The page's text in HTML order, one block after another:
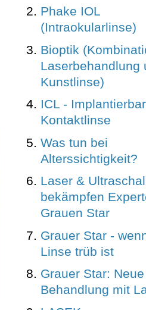
Phake IOL
(Intraokularlinse)
Bioptik
Laserbehandlung
Kunstlinse)
ICL -
Kontaktlinse
Was tun bei
Alterssichtigkeit?
Laser &
bekämpfen
Grauen Star
Grauer Star -
Linse trüb ist
Grauer Star: Neue
Behandlung mit